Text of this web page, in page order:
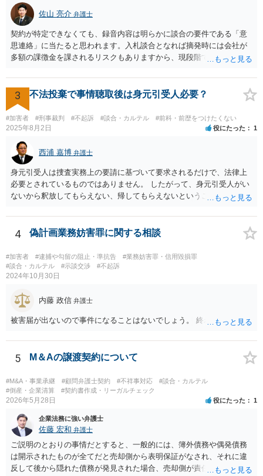
佐山 亮介 弁護士
契約が特定できなくても、録音内容は明らかに談合の要件である「意
思連絡」に当たると思われます。入札談合となれば摘発時には会社が
多額の課徴金を課されるリスクもありますから、現段階で通報するこ
3 不法投棄で事情聴取後は身元引受人必要？
#加害者 #刑事裁判 #不起訴 #談合・カルテル #前科・前歴をつけたくない
2025年8月2日 役にたった 1
西浦 嘉博 弁護士
身元引受人は捜査実務上の要請に基づいて要求されるだけで、法律上
必要とされているものではありません。 したがって、身元引受人がい
ないから釈放してもらえない、帰してもらえないということはありま
縁関係にある人に身元を託し、身柄引受書に署名・押印をさせ、被疑
者の釈放後の社会生活に一定の監督機能が果たされ得ると考える形に
なります。 もし、頼める方がいるならば身元引受をお願いし、いない
ならばその旨を捜査機関に申し出られれば良いでしょう。 上記、ご参
考ください。
4 偽計画業務妨害罪に関する相談
#加害者 #逮捕や勾留の阻止・準抗告
#業務妨害罪・信用毀損罪
#談合・カルテル
#示談交渉 #不起訴
2024年10月30日
内藤 政信 弁護士
被害届が出ないので事件になることはないでしょう。 終わり
5 M＆Aの譲渡契約について
#M&A・事業承継 #顧問弁護士契約 #不祥事対応
#談合・カルテル
#倒産・企業清算
#契約書作成・リーガルチェック
2026年5月28日 役にたった 1
企業法務に強い弁護士
佐藤 宏和 弁護士
ご説明のとおりの事情だとすると、一般的には、簿外債務や偶発債務
は開示されたものが全てだと売却側から表明保証がなされ、それに違
反して後から隠れた債務が発見された場合、売却側が責任追及を受け